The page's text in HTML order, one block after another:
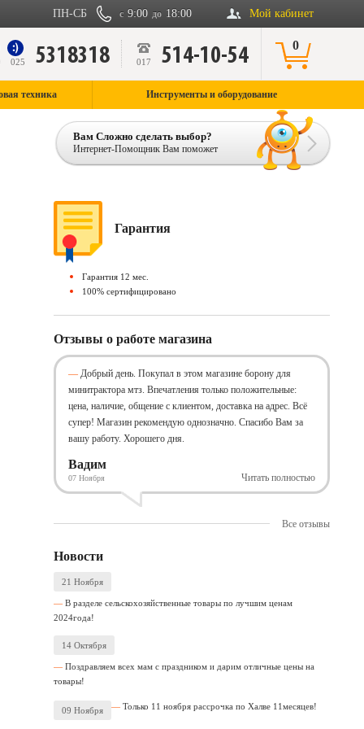
Мой кабинет
с 9:00 до 18:00
ПН-СБ
025 5318318 017 514-10-54 0
техника Инструменты и оборудование
Вам Сложно сделать выбор?
Интернет-Помощник Вам поможет
Гарантия
Гарантия 12 мес.
100% сертифицировано
Отзывы о работе магазина
Добрый день. Покупал в этом магазине борону для
минитрактора мтз. Впечатления только положительные:
цена, наличие, общение с клиентом, доставка на адрес. Всё
супер! Магазин рекомендую однозначно. Спасибо Вам за
вашу работу. Хорошего дня.
Вадим
07 Ноября Читать полностью
Все отзывы
Новости
21 Ноября
В разделе сельскохозяйственные товары по лучшим ценам
2024года!
14 Октября
Поздравляем всех мам с праздником и дарим отличные цены на
товары!
09 Ноября Только 11 ноября рассрочка по Халве 11месяцев!